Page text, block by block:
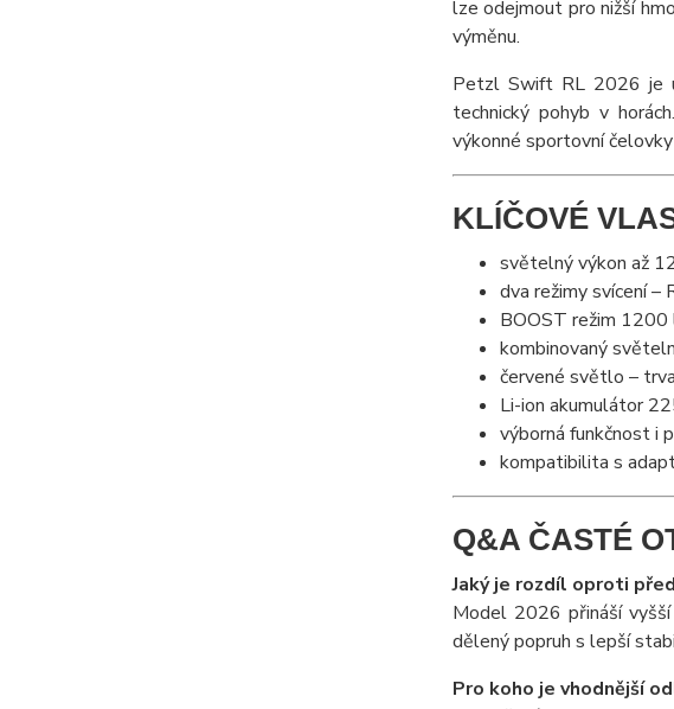
lze odejmout pro nižší
výměnu.
Petzl Swift RL 2026 je
technický pohyb v
výkonné sportovní
KLÍČOVÉ
světelný výkon až
dva režimy svícení
BOOST režim
kombinovaný
červené světlo –
Li-ion akumulátor
výborná funkčnost i
kompatibilita s
Q&A ČASTÉ
Jaký je rozdíl oproti
Model 2026 přináší
dělený popruh s lepší
Pro koho je vhodnější